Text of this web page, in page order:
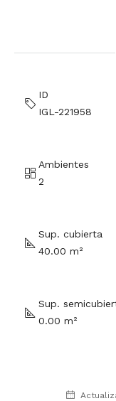
ID
IGL-221958
Ambientes
2
Sup. cubierta
40.00 m²
Sup.
0.00 m²